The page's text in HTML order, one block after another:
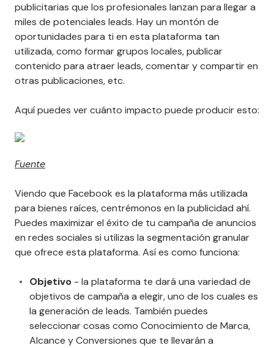
publicitarias que los profesionales lanzan para llegar a
miles de potenciales leads. Hay un montón de
oportunidades para ti en esta plataforma tan
utilizada, como formar grupos locales, publicar
contenido para atraer leads, comentar y compartir en
otras publicaciones, etc.
Aquí puedes ver cuánto impacto puede producir esto:
Fuente
Viendo que Facebook es la plataforma más utilizada
para bienes raíces, centrémonos en la publicidad ahí.
Puedes maximizar el éxito de tu campaña de anuncios
en redes sociales si utilizas la segmentación granular
que ofrece esta plataforma. Así es como funciona:
Objetivo - la plataforma te dará una variedad de
objetivos de campaña a elegir, uno de los cuales es
la generación de leads. También puedes
seleccionar cosas como Conocimiento de Marca,
Alcance y Conversiones que te llevarán a